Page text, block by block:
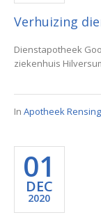
Verhuizing
Dienstapotheek
ziekenhuis
In Apotheek Rensing
01
DEC
2020